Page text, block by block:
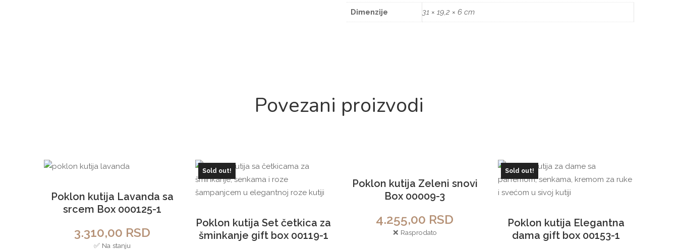
Dimenzije 31 × 19,2 × 6 cm
Povezani proizvodi
Poklon kutija Lavanda sa
srcem Box 000125-1
3.310,00 RSD
✅ Na stanju
Sold out!
Poklon kutija Set četkica za
šminkanje gift box 00119-1
Poklon kutija Zeleni snovi
Box 00009-3
4.255,00 RSD
❌ Rasprodato
Sold out!
Poklon kutija Elegantna
dama gift box 00153-1